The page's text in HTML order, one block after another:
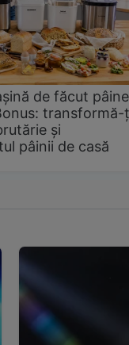
de făcut pâine
transformă-
și
pâinii de casă